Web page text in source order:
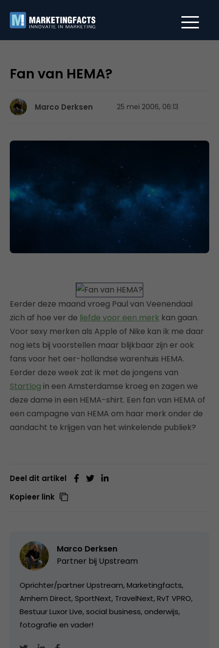
Fan van HEMA?
Marco Derksen 25 mei 2006, 06:13
Eerder deze maand vroeg Paul van Veenendaal
zich af hoe ver de liefde voor een merk kan gaan.
Voor sexy merken als Apple of Nike kan ik me daar
nog iets bij voorstellen maar blijkbaar zijn er ook
fans voor het oer-hollandse warenhuis HEMA.
Eerder deze week zat ik met de jongens van
Startlog in een Amsterdamse kroeg en zagen we
deze dame in een HEMA-shirt. Een fan van HEMA of
een campagne van HEMA om haar merk onder de
aandacht te krijgen van het winkelende publiek?
Deel dit artikel
Kopieer link
Marco Derksen
Partner bij Upstream
Oprichter/partner Upstream, Marketingfacts,
Arnhem Direct, SportNext, TravelNext, RvT VPRO,
Bestuur Luxor Live, social business, onderwijs,
fotografie en vader!